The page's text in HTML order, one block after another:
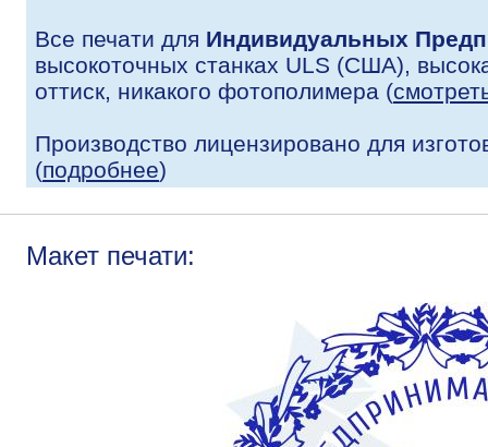
Все печати для Индивидуальных
высокоточных станках ULS (США),
оттиск, никакого фотополимера (
Производство лицензировано для
(подробнее)
Макет печати: